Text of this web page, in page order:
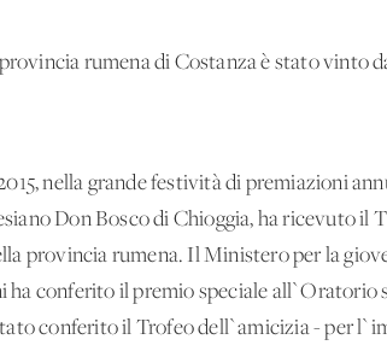
rumena di Costanza è stato vinto
nella grande festività di premiazioni
Don Bosco di Chioggia, ha ricevuto
provincia rumena. Il Ministero per la
conferito il premio speciale all`Oratorio
conferito il Trofeo dell`amicizia - per